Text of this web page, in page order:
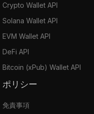
Crypto Wallet API
Solana Wallet API
EVM Wallet API
DeFi API
Bitcoin (xPub) Wallet API
ポリシー
免責事項